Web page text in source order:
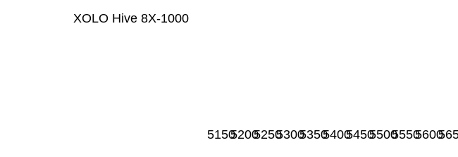
XOLO Hive 8X-1000
5150520052505300535054005450550055505600